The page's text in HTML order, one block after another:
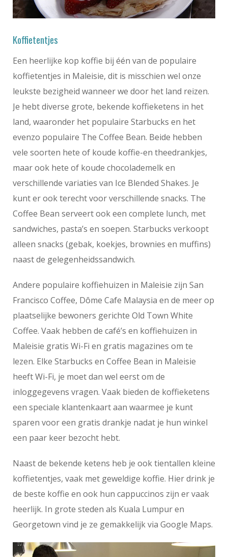
Koffietentjes
Een heerlijke kop koffie bij één van de populaire
koffietentjes in Maleisie, dit is misschien wel onze
leukste bezigheid wanneer we door het land reizen.
Je hebt diverse grote, bekende koffieketens in het
land, waaronder het populaire Starbucks en het
evenzo populaire The Coffee Bean. Beide hebben
vele soorten hete of koude koffie-en theedrankjes,
maar ook hete of koude chocolademelk en
verschillende variaties van Ice Blended Shakes. Je
kunt er ook terecht voor verschillende snacks. The
Coffee Bean serveert ook een complete lunch, met
sandwiches, pasta’s en soepen. Starbucks verkoopt
alleen snacks (gebak, koekjes, brownies en muffins)
naast de gelegenheidssandwich.
Andere populaire koffiehuizen in Maleisie zijn San
Francisco Coffee, Dôme Cafe Malaysia en de meer op
plaatselijke bewoners gerichte Old Town White
Coffee. Vaak hebben de café’s en koffiehuizen in
Maleisie gratis Wi-Fi en gratis magazines om te
lezen. Elke Starbucks en Coffee Bean in Maleisie
heeft Wi-Fi, je moet dan wel eerst om de
inloggegevens vragen. Vaak bieden de koffieketens
een speciale klantenkaart aan waarmee je kunt
sparen voor een gratis drankje nadat je hun winkel
een paar keer bezocht hebt.
Naast de bekende ketens heb je ook tientallen kleine
koffietentjes, vaak met geweldige koffie. Hier drink je
de beste koffie en ook hun cappuccinos zijn er vaak
heerlijk. In grote steden als Kuala Lumpur en
Georgetown vind je ze gemakkelijk via Google Maps.